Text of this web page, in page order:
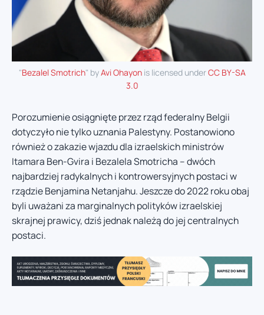
"Bezalel Smotrich" byAvi Ohayonis licensed underCC BY-SA
3.0
Porozumienie osiągnięte przez rząd federalny Belgii
dotyczyło nie tylko uznania Palestyny. Postanowiono
również o zakazie wjazdu dla izraelskich ministrów
Itamara Ben-Gvira i Bezalela Smotricha – dwóch
najbardziej radykalnych i kontrowersyjnych postaci w
rządzie Benjamina Netanjahu. Jeszcze do 2022 roku obaj
byli uważani za marginalnych polityków izraelskiej
skrajnej prawicy, dziś jednak należą do jej centralnych
postaci.